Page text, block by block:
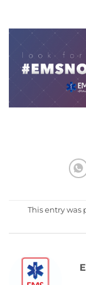
This entry was